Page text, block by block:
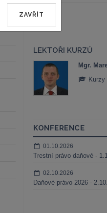
LEKTOŘI KURZŮ
Mgr.
Kurzy
KONFERENCE
01.10.2026
Trestní právo daňové -
02.10.2026
Daňové právo 2026 -
ZAVŘÍT